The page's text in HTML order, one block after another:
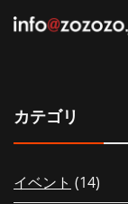
カテゴリ
イベント (14)